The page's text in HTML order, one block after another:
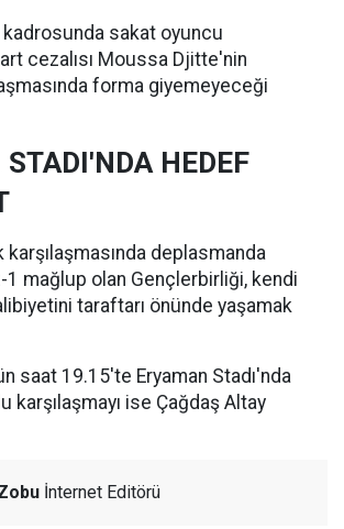
kadrosunda sakat oyuncu
cezalısı Moussa Djitte'nin
forma giyemeyeceği
STADI'NDA HEDEF
karşılaşmasında deplasmanda
mağlup olan Gençlerbirliği, kendi
taraftarı önünde yaşamak
saat 19.15'te Eryaman Stadı'nda
karşılaşmayı ise Çağdaş Altay
İnternet Editörü